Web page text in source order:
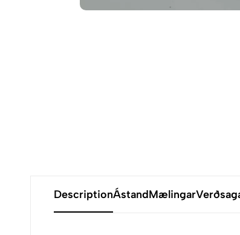
DescriptionÁstandMælingar